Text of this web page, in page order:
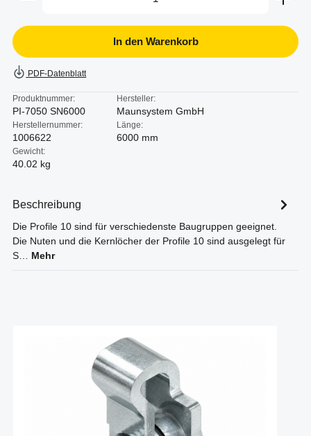
In den Warenkorb
PDF-Datenblatt
Produktnummer:
PI-7050 SN6000
Hersteller:
Maunsystem GmbH
Herstellernummer:
1006622
Länge:
6000 mm
Gewicht:
40.02 kg
Beschreibung
Die Profile 10 sind für verschiedenste Baugruppen geeignet.
Die Nuten und die Kernlöcher der Profile 10 sind ausgelegt für
S… Mehr